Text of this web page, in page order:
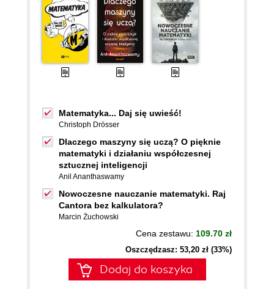
Matematyka... Daj się uwieść!
Christoph Drösser
Dlaczego maszyny się uczą? O pięknie
matematyki i działaniu współczesnej
sztucznej inteligencji
Anil Ananthaswamy
Nowoczesne nauczanie matematyki. Raj
Cantora bez kalkulatora?
Marcin Żuchowski
Cena zestawu: 109.70 zł
Oszczędzasz: 53,20 zł (33%)
Dodaj do koszyka